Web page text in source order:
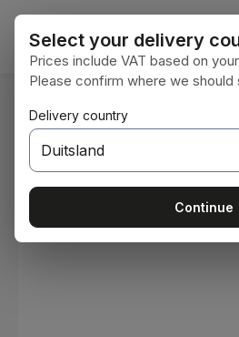
Ga naar de hoofdinhoud
U bent hier: Home
Verven en lakken
Afbeeldingengalerij overslaan
Select your delivery
Prices include VAT based on
Please confirm where we should
Delivery country
Continue